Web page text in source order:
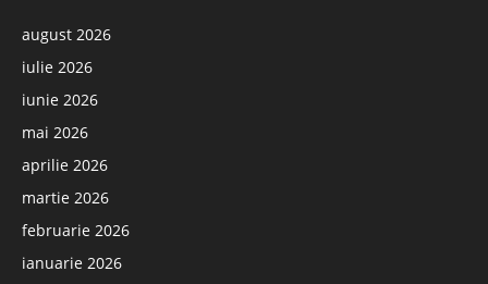
august 2026
iulie 2026
iunie 2026
mai 2026
aprilie 2026
martie 2026
februarie 2026
ianuarie 2026